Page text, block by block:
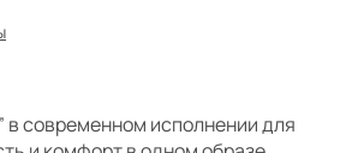
в современном исполнении для